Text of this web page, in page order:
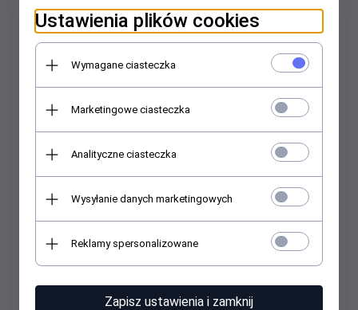
intellinet
Interdruk
International Paper
Kwidzyn
karcher
keysonic
kidde
Ustawienia plików cookies
Wymagane ciasteczka
Marketingowe ciasteczka
Analityczne ciasteczka
Wysyłanie danych marketingowych
Reklamy spersonalizowane
Zapisz ustawienia i zamknij